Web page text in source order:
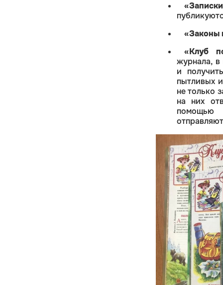
«Законы
«Клуб
журнала, в
и
пытливых
не только
на них
помощью